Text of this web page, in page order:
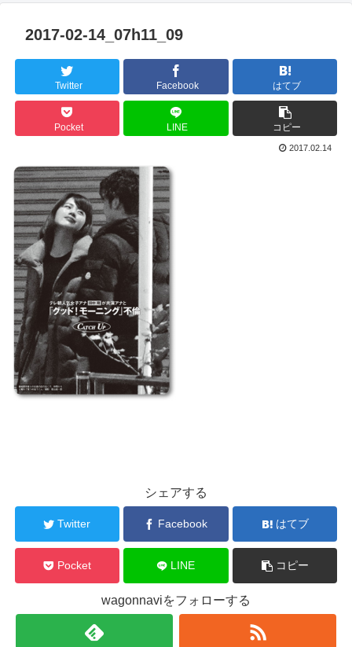
2017-02-14_07h11_09
Twitter Facebook はてブ
Pocket LINE コピー
2017.02.14
シェアする
Twitter Facebook はてブ
Pocket LINE コピー
wagonnaviをフォローする